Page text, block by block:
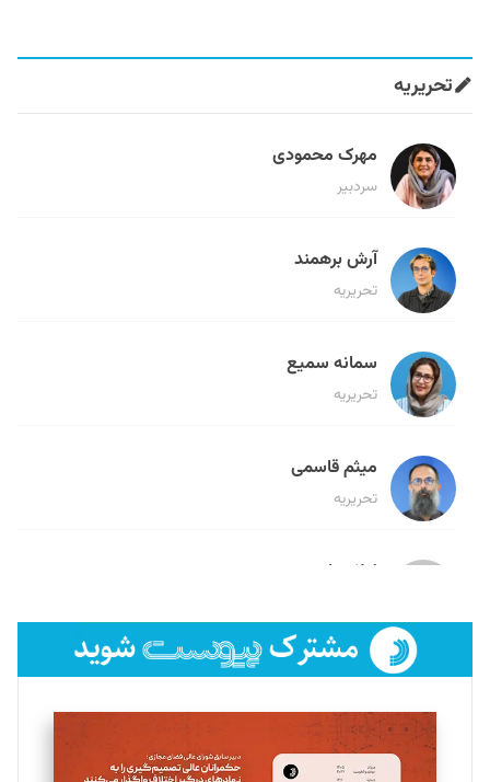
تحریریه
مهرک محمودی
سردبیر
آرش برهمند
تحریریه
سمانه سمیع
تحریریه
میثم قاسمی
تحریریه
لیلا حنارود
فائزه فتحی رستمی
تحریریه